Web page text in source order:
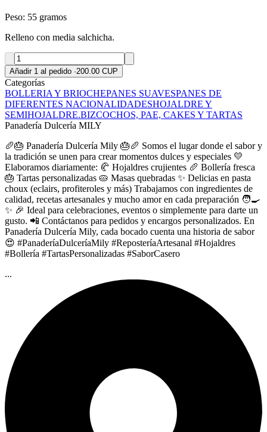
Peso: 55 gramos
Relleno con media salchicha.
Añadir 1 al pedido ·200.00 CUP
Categorías
BOLLERIA Y BRIOCHEPANES SUAVESPANES DE
DIFERENTES NACIONALIDADESHOJALDRE Y
SEMIHOJALDRE.BIZCOCHOS, PAE, CAKES Y TARTAS
Panadería Dulcería MILY
🥖🎂 Panadería Dulcería Mily 🎂🥖 Somos el lugar donde el sabor y
la tradición se unen para crear momentos dulces y especiales 💛
Elaboramos diariamente: 🥐 Hojaldres crujientes 🥖 Bollería fresca
🎂 Tartas personalizadas 🥧 Masas quebradas ✨ Delicias en pasta
choux (eclairs, profiteroles y más) Trabajamos con ingredientes de
calidad, recetas artesanales y mucho amor en cada preparación 🧑‍🍳
✨ 🎉 Ideal para celebraciones, eventos o simplemente para darte un
gusto. 📲 Contáctanos para pedidos y encargos personalizados. En
Panadería Dulcería Mily, cada bocado cuenta una historia de sabor
😍 #PanaderíaDulceríaMily #ReposteríaArtesanal #Hojaldres
#Bollería #TartasPersonalizadas #SaborCasero
...